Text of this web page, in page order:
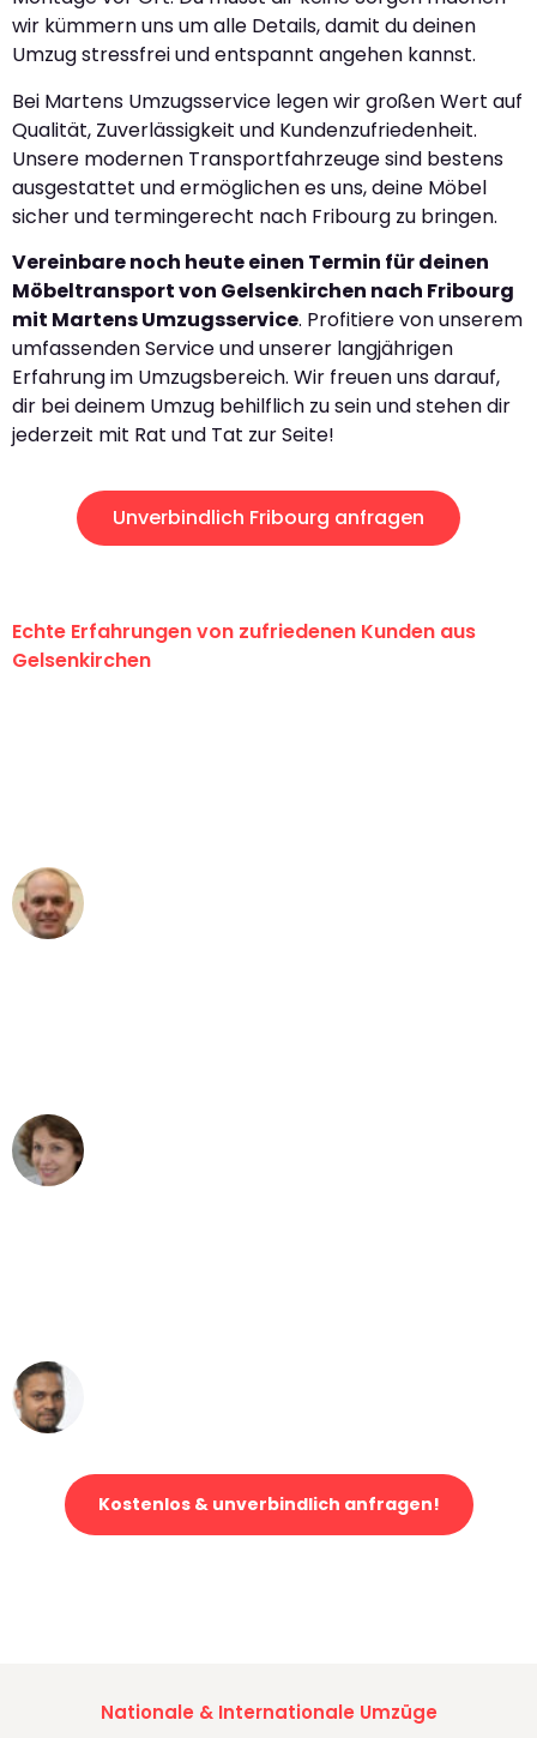
wir kümmern uns um alle Details, damit du deinen
Umzug stressfrei und entspannt angehen kannst.
Bei Martens Umzugsservice legen wir großen Wert auf
Qualität, Zuverlässigkeit und Kundenzufriedenheit.
Unsere modernen Transportfahrzeuge sind bestens
ausgestattet und ermöglichen es uns, deine Möbel
sicher und termingerecht nach Fribourg zu bringen.
Vereinbare noch heute einen Termin für deinen
Möbeltransport von Gelsenkirchen nach Fribourg
mit Martens Umzugsservice. Profitiere von unserem
umfassenden Service und unserer langjährigen
Erfahrung im Umzugsbereich. Wir freuen uns darauf,
dir bei deinem Umzug behilflich zu sein und stehen dir
jederzeit mit Rat und Tat zur Seite!
Unverbindlich Fribourg anfragen
Echte Erfahrungen von zufriedenen Kunden aus
Gelsenkirchen
Kostenlos & unverbindlich anfragen!
Nationale & Internationale Umzüge